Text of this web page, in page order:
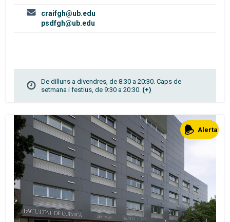
craifgh@ub.edu
psdfgh@ub.edu
De dilluns a divendres, de 8:30 a 20:30. Caps de
setmana i festius, de 9:30 a 20:30. (+)
Alerta